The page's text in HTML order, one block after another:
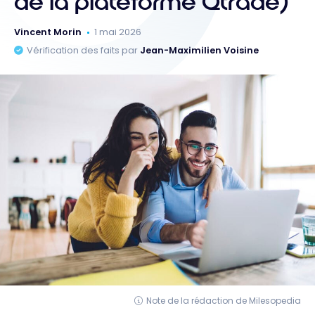
Vincent Morin
1 mai 2026
Vérification des faits par Jean-Maximilien Voisine
Note de la rédaction de Milesopedia